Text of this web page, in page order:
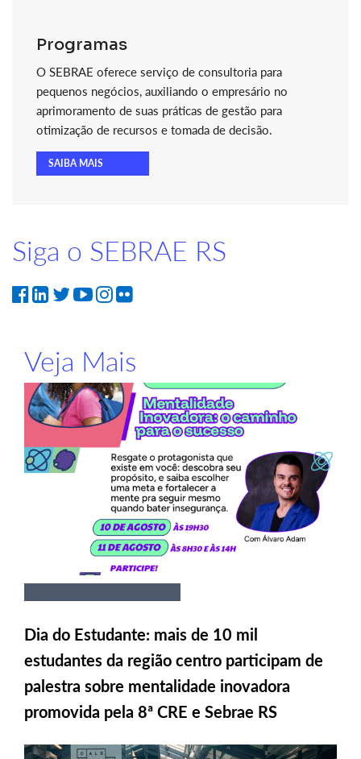
Programas
O SEBRAE oferece serviço de consultoria para
pequenos negócios, auxiliando o empresário no
aprimoramento de suas práticas de gestão para
otimização de recursos e tomada de decisão.
SAIBA MAIS
Siga o SEBRAE RS
Veja Mais
Dia do Estudante: mais de 10 mil
estudantes da região centro participam de
palestra sobre mentalidade inovadora
promovida pela 8ª CRE e Sebrae RS